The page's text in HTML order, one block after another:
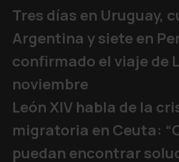
Tres días en Uruguay,
Argentina y siete en
confirmado el viaje de
noviembre
León XIV habla de la
migratoria en Ceuta:
puedan encontrar